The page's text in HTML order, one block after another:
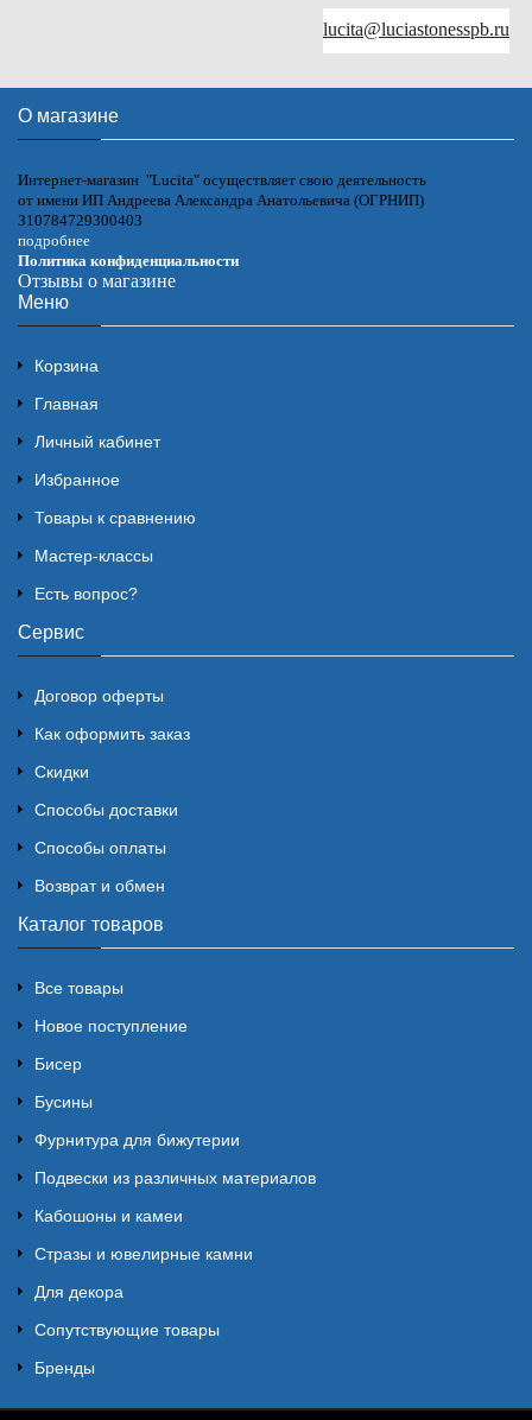
lucita@luciastonesspb.ru
О магазине
Интернет-магазин "Lucita" осуществляет свою деятельность
от имени ИП Андреева Александра Анатольевича (ОГРНИП)
310784729300403
подробнее
Политика конфиденциальности
Отзывы о магазине
Меню
Корзина
Главная
Личный кабинет
Избранное
Товары к сравнению
Мастер-классы
Есть вопрос?
Сервис
Договор оферты
Как оформить заказ
Скидки
Способы доставки
Способы оплаты
Возврат и обмен
Каталог товаров
Все товары
Новое поступление
Бисер
Бусины
Фурнитура для бижутерии
Подвески из различных материалов
Кабошоны и камеи
Стразы и ювелирные камни
Для декора
Сопутствующие товары
Бренды